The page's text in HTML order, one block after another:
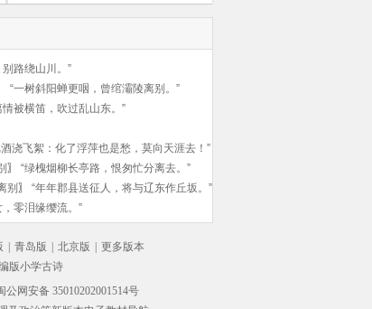
路绕山川。”
“一树斜阳蝉更咽，曾绾灞陵离别。”
情被横笛，吹过乱山东。”
浇飞絮：化了浮萍也是愁，莫向天涯去！”
〗 “绿槐烟柳长亭路，恨匆忙分离去。”
别 〗 “年年郡县送征人，将与辽东作丘坂。”
零泪缘缨流。”
青岛版 北京版
更多版本
版小学古诗
公网安备 35010202001514号